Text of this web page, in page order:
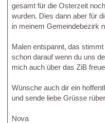
gesamt für die Osterzeit
wurden. Dies dann aber für
in meinem Gemeindebezirk
Malen entspannt, das
schon darauf wenn du uns
mich auch über das ZiB
Wünsche auch dir ein
und sende liebe Grüsse rüber
Nova